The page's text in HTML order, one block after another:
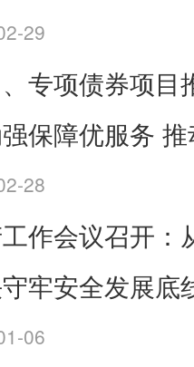
29
专项债券项目
保障优服务
28
作会议召开：
牢安全发展底
06